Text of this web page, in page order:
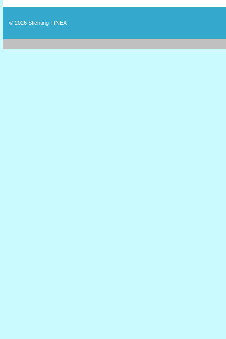
© 2026 Stichting TINEA